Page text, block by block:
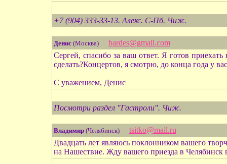
+7 (904) 333-33-13. Алекс. С-Пб. Чиж.
Денис(Москва)
bardes@gmail.com
Сергей, спасибо за ваш ответ. Я готов
сделать?Концертов, я смотрю, до конца года у
С уважением, Денис
Посмотри раздел "Гастроли". Чиж.
Владимир(Челябинск)
tsitko@mail.ru
Двадцать лет являюсь поклонником вашего
на Нашествие. Жду вашего приезда в Челябинск